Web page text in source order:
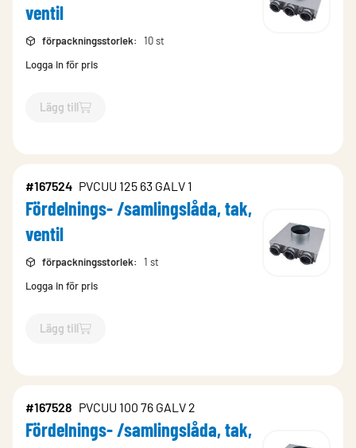
ventil
förpackningsstorlek:
10 st
Logga in för pris
Lägg till
`$Lägg till
#167524 PVCUU 125 63 GALV 1
Fördelnings- /samlingslåda, tak,
ventil
förpackningsstorlek:
1 st
Logga in för pris
Lägg till
`$Lägg till
#167528 PVCUU 100 76 GALV 2
Fördelnings- /samlingslåda, tak,